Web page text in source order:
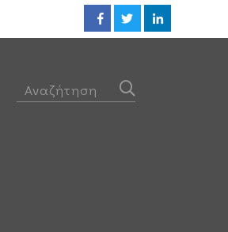
Οι ΗΠΑ βλέπουν συμφωνία